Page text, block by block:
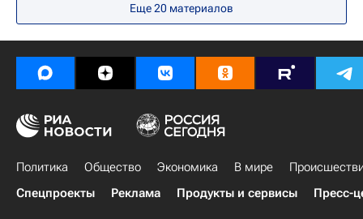
Общество
Еще20 материалов
Политика Общество Экономика В мире
Спецпроекты
Реклама Продукты и сервисы Пресс-